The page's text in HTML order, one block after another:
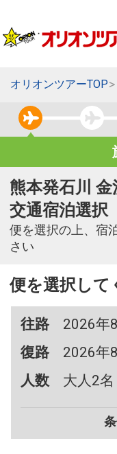
オリオンツアーTOP
熊本発石川
交通宿泊選択
便を選択の上、宿
さい
便を選択して
往路
2026年
復路
2026年
人数
大人2